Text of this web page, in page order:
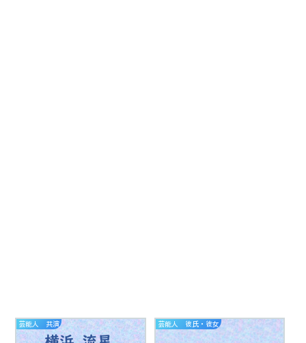
芸能人 共演 芸能人 彼氏・彼女